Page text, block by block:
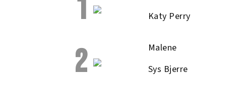
1
Katy Perry
2
Malene
Sys Bjerre